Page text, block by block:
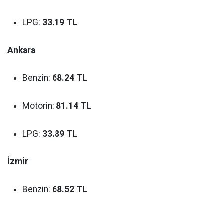
LPG: 33.19 TL
Ankara
Benzin: 68.24 TL
Motorin: 81.14 TL
LPG: 33.89 TL
İzmir
Benzin: 68.52 TL